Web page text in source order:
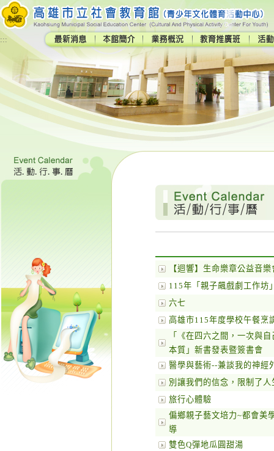
:::
【迴響】生命樂章公益音樂
115年「親子飆戲劇工作坊
六七
高雄市115年度學校午餐烹
「《在四六之間，一次與
本質」新書發表暨簽書會
醫學與藝術--兼談我的神經
別讓我們的信念，限制了人
旅行心體驗
偏鄉親子藝文培力~都會美
導
雙色Q彈地瓜圓甜湯